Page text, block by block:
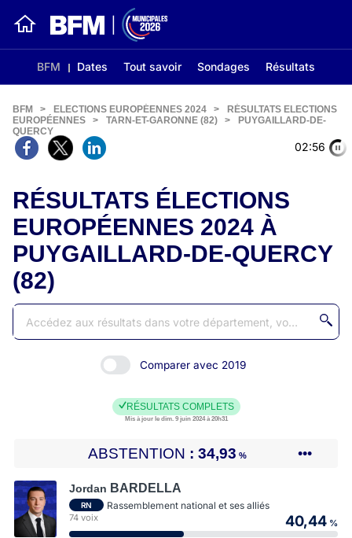
BFM Dates Tout savoir Sondages Résultats
02:56
BFM > ELECTIONS EUROPÉENNES 2024 >
RÉSULTATS ELECTIONS
EUROPÉENNES
> TARN-ET-GARONNE (82) >
PUYGAILLARD-DE-
QUERCY
RÉSULTATS ÉLECTIONS
EUROPÉENNES 2024 À
PUYGAILLARD-DE-QUERCY
(82)
Comparer avec 2019
RÉSULTATS COMPLETS
Mis à jour le dim. 9 juin 2024 à 20h31
ABSTENTION 34,93 % •••
Jordan BARDELLA
RN Rassemblement national et ses alliés
74 voix 40,44 %